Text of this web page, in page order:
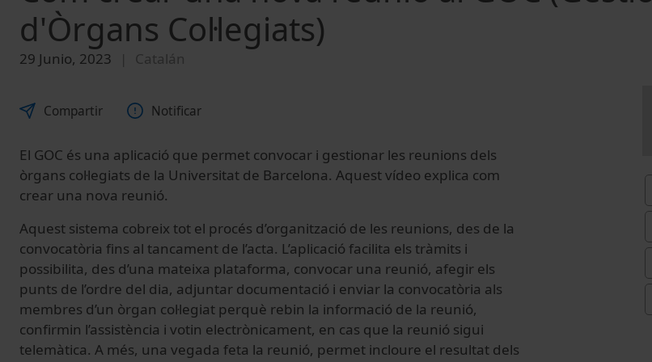
d'Òrgans Col·legiats)
29 Junio, 2023 Catalán
Compartir Notificar
El GOC és una aplicació que permet convocar i gestionar les reunions dels
òrgans col·legiats de la Universitat de Barcelona. Aquest vídeo explica com
crear una nova reunió.
Aquest sistema cobreix tot el procés d’organització de les reunions, des de la
convocatòria fins al tancament de l’acta. L’aplicació facilita els tràmits i
possibilita, des d’una mateixa plataforma, convocar una reunió, afegir els
punts de l’ordre del dia, adjuntar documentació i enviar la convocatòria als
membres d’un òrgan col·legiat perquè rebin la informació de la reunió,
confirmin l’assistència i votin electrònicament, en cas que la reunió sigui
telemàtica. A més, una vegada feta la reunió, permet incloure el resultat dels